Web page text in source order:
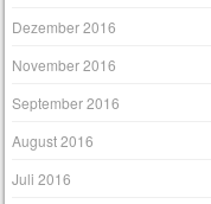
Dezember 2016
November 2016
September 2016
August 2016
Juli 2016